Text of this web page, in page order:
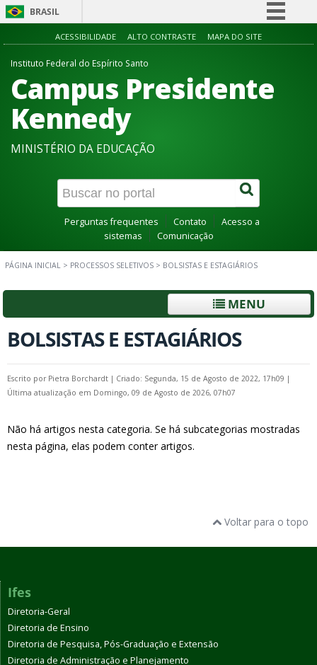
BRASIL
Simplifique!
Participe
Acesso à informação
ACESSIBILIDADE ALTO CONTRASTE MAPA DO SITE
Instituto Federal do Espírito Santo
Campus Presidente
Kennedy
MINISTÉRIO DA EDUCAÇÃO
Perguntas frequentes Contato
Acesso a
sistemas
Comunicação
PÁGINA INICIAL > PROCESSOS SELETIVOS > BOLSISTAS E ESTAGIÁRIOS
MENU
BOLSISTAS E ESTAGIÁRIOS
Escrito por Pietra Borchardt | Criado: Segunda, 15 de Agosto de 2022, 17h09 |
Última atualização em Domingo, 09 de Agosto de 2026, 07h07
Não há artigos nesta categoria. Se há subcategorias mostradas
nesta página, elas podem conter artigos.
Voltar para o topo
Ifes
Diretoria-Geral
Diretoria de Ensino
Diretoria de Pesquisa, Pós-Graduação e Extensão
Diretoria de Administração e Planejamento